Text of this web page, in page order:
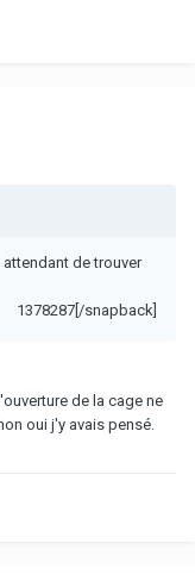
de trouver
1378287[/snapback]
de la cage ne
oui j'y avais pensé.